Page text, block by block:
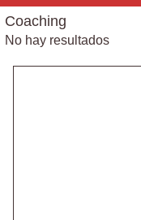
Coaching
No hay resultados